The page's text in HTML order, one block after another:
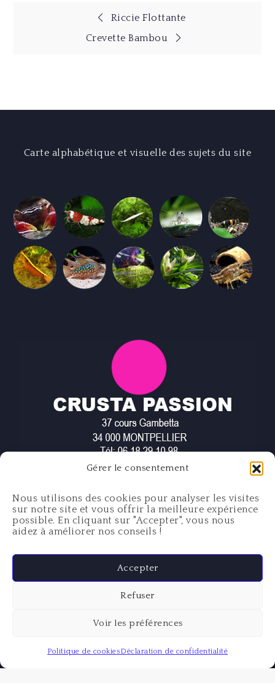
Gérer le consentement
Nous utilisons des cookies pour analyser les visites
sur notre site et vous offrir la meilleure expérience
possible. En cliquant sur "Accepter", vous nous
aidez à améliorer nos conseils !
Accepter
Refuser
Voir les préférences
Politique de cookiesDéclaration de confidentialité
NavigationRiccie Flottante
Crevette Bambou
Carte alphabétique et visuelle des sujets du site
cliquez ici